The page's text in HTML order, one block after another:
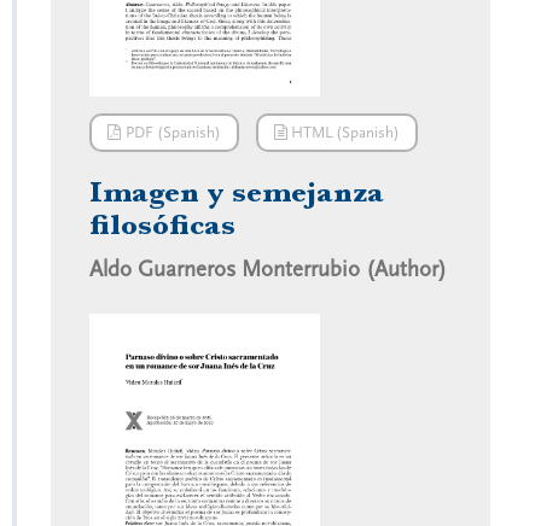
PDF (Spanish) HTML (Spanish)
Imagen y semejanza
filosóficas
Aldo Guarneros Monterrubio (Author)